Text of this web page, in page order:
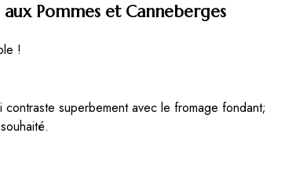
Pommes et Canneberges
!
superbement avec le fromage fondant;